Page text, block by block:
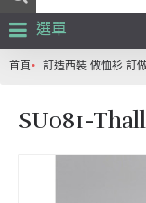
選單
首頁 訂造西裝 做恤衫 訂
SU081-